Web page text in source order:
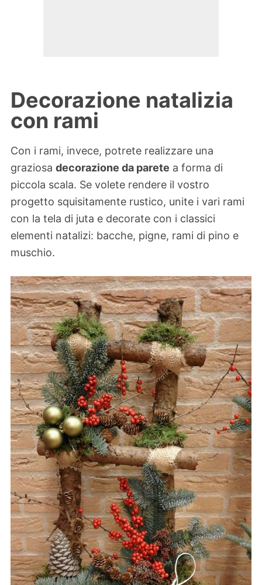
Decorazione natalizia
con rami
Con i rami, invece, potrete realizzare una
graziosa decorazione da parete a forma di
piccola scala. Se volete rendere il vostro
progetto squisitamente rustico, unite i vari rami
con la tela di juta e decorate con i classici
elementi natalizi: bacche, pigne, rami di pino e
muschio.